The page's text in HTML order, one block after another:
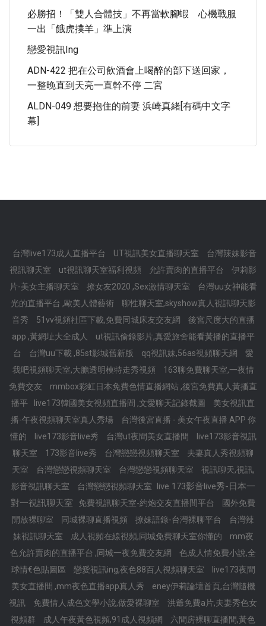
必勝招！「雙人合體技」不再當軟腳蝦 心機戰服
一出「餓虎撲羊」準上演
戀愛視訊ing
ADN-422 把在公司飲酒會上喝醉的部下送回家，
一整晚直到天亮一直幹不停 二宮
ALDN-049 想要抱住的前妻 浜崎真緒[有碼中文字
幕]
台灣live173成人直播平台 UT視訊美女直播聊天室
台灣辣妹影音
視訊聊天室
ut視訊聊天室福利視頻 允許賣肉的直播平台
伊莉影
片-美女主播聊天室
撩女友2020 ,Sex激情聊天室
台灣uu女神能看
光的直播平台 ,歐美人體藝術
聊性聊天室,skyshow真人視訊聊天影
音秀
51vv視頻社區下載,免費同城床友交友網
後宮尺度大的直播
app ,黃網址大全成人
ut視訊偷錄影片,真愛旅舍能看黃播的直播平
台
台灣uu下載 ,85st影城舊新版 qq視訊妹,56as視頻聊天網
愛
我吧視頻聊天室,大膽透明模特走秀視頻
163聊免費聊天室,一夜情
免費交友
mmbox彩虹日本免費色情直播網站 ,後宮免費真人黃播直
播平
live173韓國美女視頻直播間 ,文愛聊天記錄截圖
美女視訊直
播-午夜視頻聊天室真人秀場
台灣後宮直播 - 美女午夜直播 APP 你
懂的
live173影音live秀 台灣ut夜間美女直播間
live173影音視訊
聊天室
173影音live秀 台灣戀戀視頻聊天室
夫妻真人秀視頻聊
天室
台灣戀戀視頻聊天室 台灣戀戀視頻聊天室
視訊聊天,視訊,
影音視訊聊天室
台灣戀戀視頻聊天室
live 173影音live秀-日本一
對一視訊聊天室
免費視訊聊天室-約炮交友直播間平台
國外免費
開放裸聊室
同城裸聊直播視頻 撩妹語錄-台灣裸聊平台
台灣辣
妹視訊聊天室
成人視頻在線視頻,同城免費聊天室你懂的
mm夜
色允許賣肉的直播平台 ,同城一夜免費交友網
色成人情免費小說,全
球情€色貼圖區
戀愛視訊ing,夜色88百人視頻聊天室
live173夜間
美女直播間 ,mm夜色直播app真人秀
eney伊莉論壇首頁,台灣隨機
視訊
免費情人成色文學小說,做愛裸聊室
洪爺免費a片,夫妻秀色女
視頻群
成人午夜黃色視頻,91成人視頻網 六間房裸聊直播間,黃色